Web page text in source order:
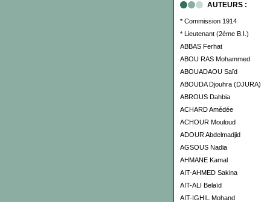
AUTEURS :
* Commission 1914
* Lieutenant (2ème B.I.)
ABBAS Ferhat
ABOU RAS Mohammed
ABOUADAOU Saïd
ABOUDA Djouhra (DJURA)
ABROUS Dahbia
ACHARD Amédée
ACHOUR Mouloud
ADOUR Abdelmadjid
AGSOUS Nadia
AHMANE Kamal
AIT-AHMED Sakina
AIT-ALI Belaïd
AIT-IGHIL Mohand